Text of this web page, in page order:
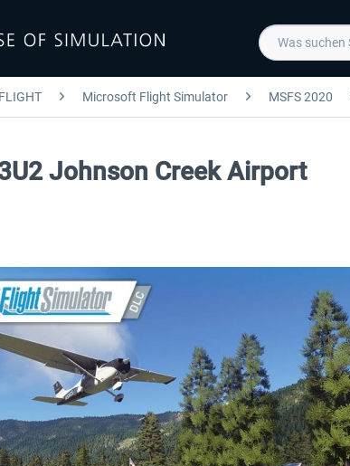
FLIGHT Microsoft Flight Simulator MSFS 2020
Johnson Creek Airport